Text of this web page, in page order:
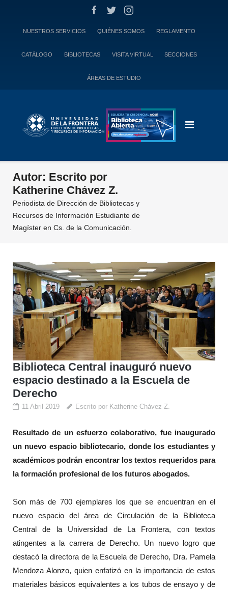
NUESTROS SERVICIOS QUIÉNES SOMOS REGLAMENTO
CATÁLOGO BIBLIOTECAS VISITA VIRTUAL SECCIONES
ÁREAS DE ESTUDIO
Autor: Escrito por
Katherine Chávez Z.
Periodista de Dirección de Bibliotecas y
Recursos de Información Estudiante de
Magíster en Cs. de la Comunicación.
Biblioteca Central inauguró nuevo
espacio destinado a la Escuela de
Derecho
11 Abril 2019 Escrito por Katherine Chávez Z.
Resultado de un esfuerzo colaborativo, fue inaugurado
un nuevo espacio bibliotecario, donde los estudiantes y
académicos podrán encontrar los textos requeridos para
la formación profesional de los futuros abogados.
Son más de 700 ejemplares los que se encuentran en el
nuevo espacio del área de Circulación de la Biblioteca
Central de la Universidad de La Frontera, con textos
atingentes a la carrera de Derecho. Un nuevo logro que
destacó la directora de la Escuela de Derecho, Dra. Pamela
Mendoza Alonzo, quien enfatizó en la importancia de estos
materiales básicos equivalentes a los tubos de ensayo y de